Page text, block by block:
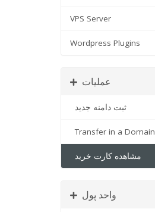
VPS Server
Wordpress Plugins
عملیات
ثبت دامنه جدید
Transfer in a Domain
مشاهده کارت خرید
واحد پول